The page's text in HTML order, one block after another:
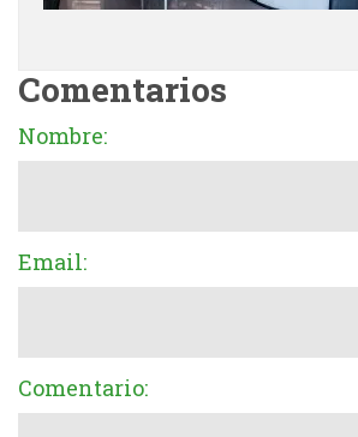
Comentarios
Nombre:
Email:
Comentario: